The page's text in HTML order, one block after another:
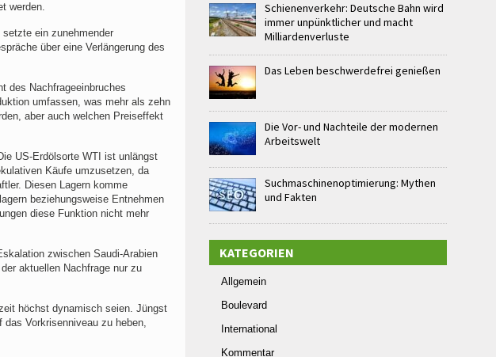
werden.
ein zunehmender
über eine Verlängerung des
des Nachfrageeinbruches
umfassen, was mehr als zehn
aber auch welchen Preiseffekt
US-Erdölsorte WTI ist unlängst
Käufe umzusetzen, da
Diesen Lagern komme
beziehungsweise Entnehmen
diese Funktion nicht mehr
zwischen Saudi-Arabien
aktuellen Nachfrage nur zu
höchst dynamisch seien. Jüngst
Vorkrisenniveau zu heben,
Schienenverkehr: Deutsche Bahn wird
immer unpünktlicher und macht
Milliardenverluste
Das Leben beschwerdefrei genießen
Die Vor- und Nachteile der modernen
Arbeitswelt
Suchmaschinenoptimierung: Mythen
und Fakten
KATEGORIEN
Allgemein
Boulevard
International
Kommentar